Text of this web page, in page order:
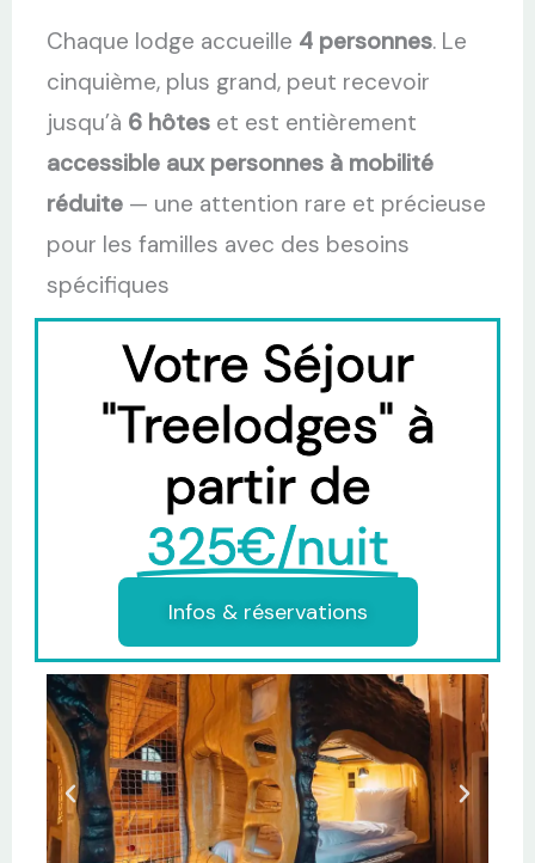
Chaque lodge accueille 4 personnes. Le
cinquième, plus grand, peut recevoir
jusqu’à 6 hôtes et est entièrement
accessible aux personnes à mobilité
réduite — une attention rare et précieuse
pour les familles avec des besoins
spécifiques
Votre Séjour
"Treelodges" à
partir de
325€/nuit
Infos & réservations